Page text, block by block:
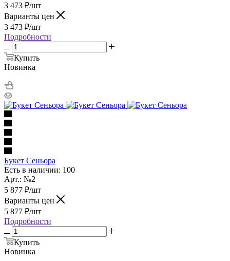
3 473 ₽/шт
Варианты цен
3 473 ₽/шт
Подробности
Купить
Новинка
Букет Сеньора
Есть в наличии: 100
Арт.: №2
5 877 ₽/шт
Варианты цен
5 877 ₽/шт
Подробности
Купить
Новинка